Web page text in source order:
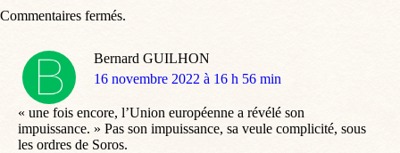
Bernard GUILHON
dit
16 novembre 2022 à 16 h 56 min
« une fois encore, l’Union européenne a révélé son
impuissance. » Pas son impuissance, sa veule complicité, sous
les ordres de Soros.
Commentaires fermés.